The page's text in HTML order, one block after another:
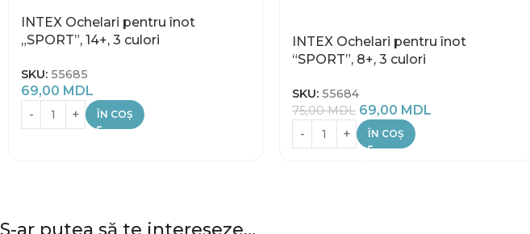
INTEX Ochelari pentru înot
„SPORT”, 14+, 3 culori
SKU: 55685
69,00 MDL
ÎN COȘ
INTEX Ochelari pentru înot
“SPORT”, 8+, 3 culori
SKU: 55684
75,00MDL 69,00 MDL
ÎN COȘ